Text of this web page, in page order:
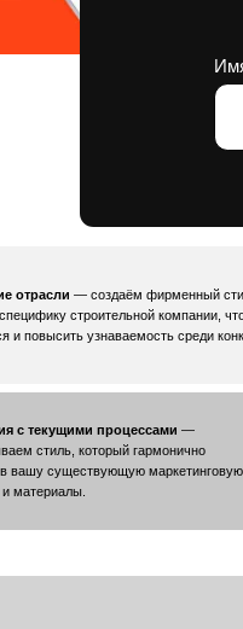
текущими процессами
стиль, который гармонично
существующую маркетинговую
стиль для
компании